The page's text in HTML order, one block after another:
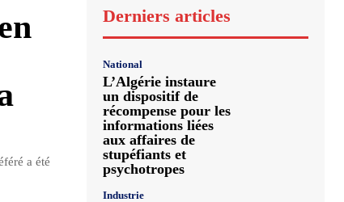
a été
Derniers articles
National
L’Algérie instaure
un dispositif de
récompense pour les
informations liées
aux affaires de
stupéfiants et
psychotropes
Industrie